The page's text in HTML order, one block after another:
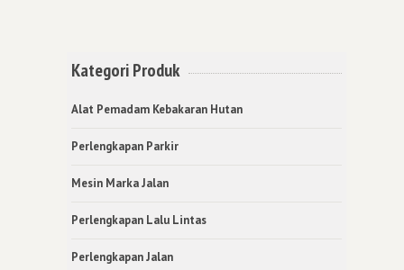
Kategori Produk
Alat Pemadam Kebakaran Hutan
Perlengkapan Parkir
Mesin Marka Jalan
Perlengkapan Lalu Lintas
Perlengkapan Jalan